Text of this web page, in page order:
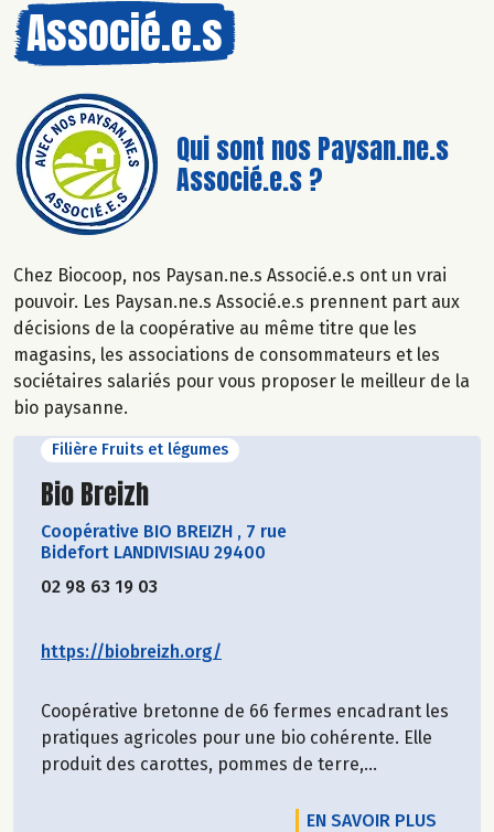
Associé.e.s
Qui sont nos Paysan.ne.s
Associé.e.s ?
Chez Biocoop, nos Paysan.ne.s Associé.e.s ont un vrai
pouvoir. Les Paysan.ne.s Associé.e.s prennent part aux
décisions de la coopérative au même titre que les
magasins, les associations de consommateurs et les
sociétaires salariés pour vous proposer le meilleur de la
bio paysanne.
Filière Fruits et légumes
Découvrir le producteur
Bio Breizh
Coopérative BIO BREIZH , 7 rue
Bidefort LANDIVISIAU 29400
02 98 63 19 03
https://biobreizh.org/
Coopérative bretonne de 66 fermes encadrant les
pratiques agricoles pour une bio cohérente. Elle
produit des carottes, pommes de terre,...
EN SAVOIR PLUS